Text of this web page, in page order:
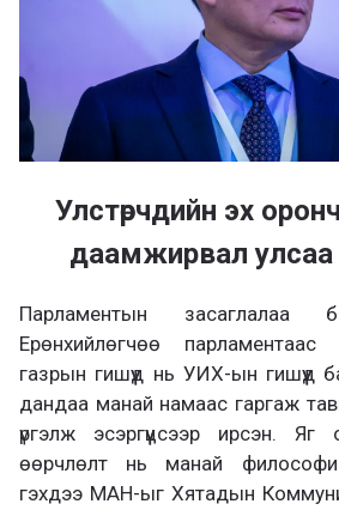
Улстөрчдийн эх
даамжирвал улсаа
Парламентын засаглалаа
Ерөнхийлөгчөө
газрын гишүүд нь УИХ-ын гишүүд
дандаа манай намаас гаргаж
үргэлж эсэргүүцсээр ирсэн.
өөрчлөлт нь манай
гэхдээ МАН-ыг Хятадын